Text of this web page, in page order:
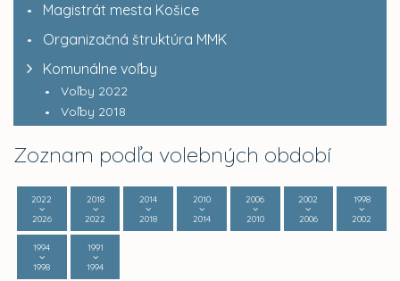
Magistrát mesta Košice
Organizačná štruktúra MMK
Komunálne voľby
Voľby 2022
Voľby 2018
Zoznam podľa volebných období
2022
2026
2018
2022
2014
2018
2010
2014
2006
2010
2002
2006
1998
2002
1994
1998
1991
1994